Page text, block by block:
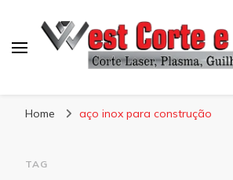
Home aço inox para construção
TAG